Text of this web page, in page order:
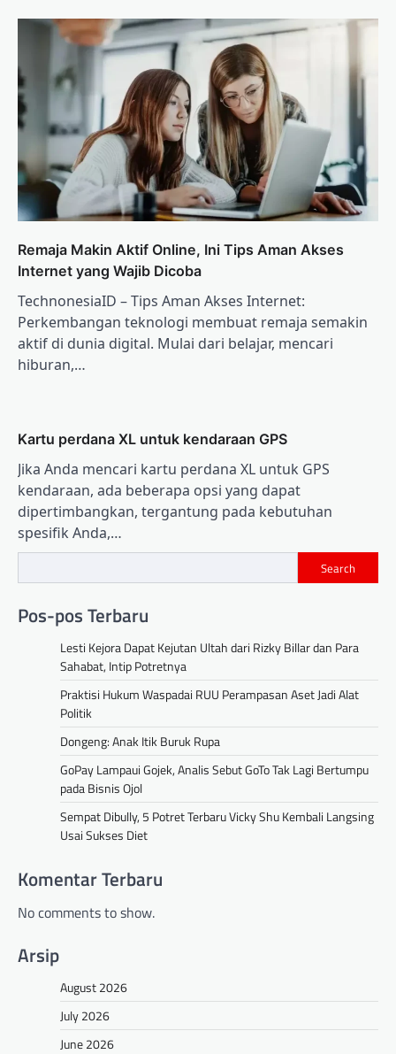
Remaja Makin Aktif Online, Ini Tips Aman Akses
Internet yang Wajib Dicoba
TechnonesiaID – Tips Aman Akses Internet:
Perkembangan teknologi membuat remaja semakin
aktif di dunia digital. Mulai dari belajar, mencari
hiburan,…
Kartu perdana XL untuk kendaraan GPS
Jika Anda mencari kartu perdana XL untuk GPS
kendaraan, ada beberapa opsi yang dapat
dipertimbangkan, tergantung pada kebutuhan
spesifik Anda,…
Search
Pos-pos Terbaru
Lesti Kejora Dapat Kejutan Ultah dari Rizky Billar dan Para
Sahabat, Intip Potretnya
Praktisi Hukum Waspadai RUU Perampasan Aset Jadi Alat
Politik
Dongeng: Anak Itik Buruk Rupa
GoPay Lampaui Gojek, Analis Sebut GoTo Tak Lagi Bertumpu
pada Bisnis Ojol
Sempat Dibully, 5 Potret Terbaru Vicky Shu Kembali Langsing
Usai Sukses Diet
Komentar Terbaru
No comments to show.
Arsip
August 2026
July 2026
June 2026